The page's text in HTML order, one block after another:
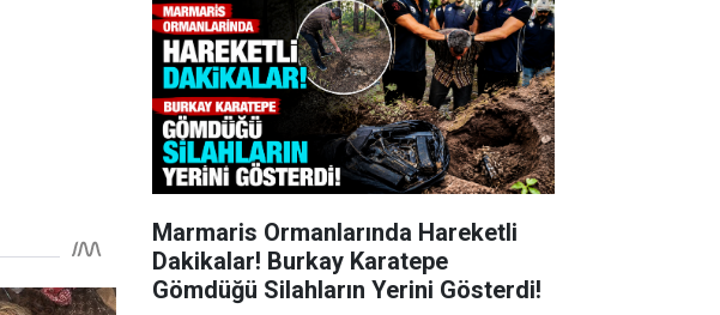
Marmaris Ormanlarında Hareketli
Dakikalar! Burkay Karatepe
Gömdüğü Silahların Yerini Gösterdi!